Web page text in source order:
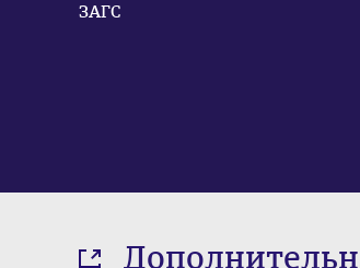
ЗАГС